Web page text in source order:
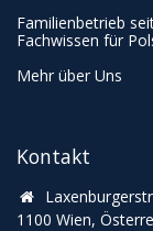
Kontakt
1100 Wien,
Familienbetrieb
Fachwissen für
Mehr über Uns